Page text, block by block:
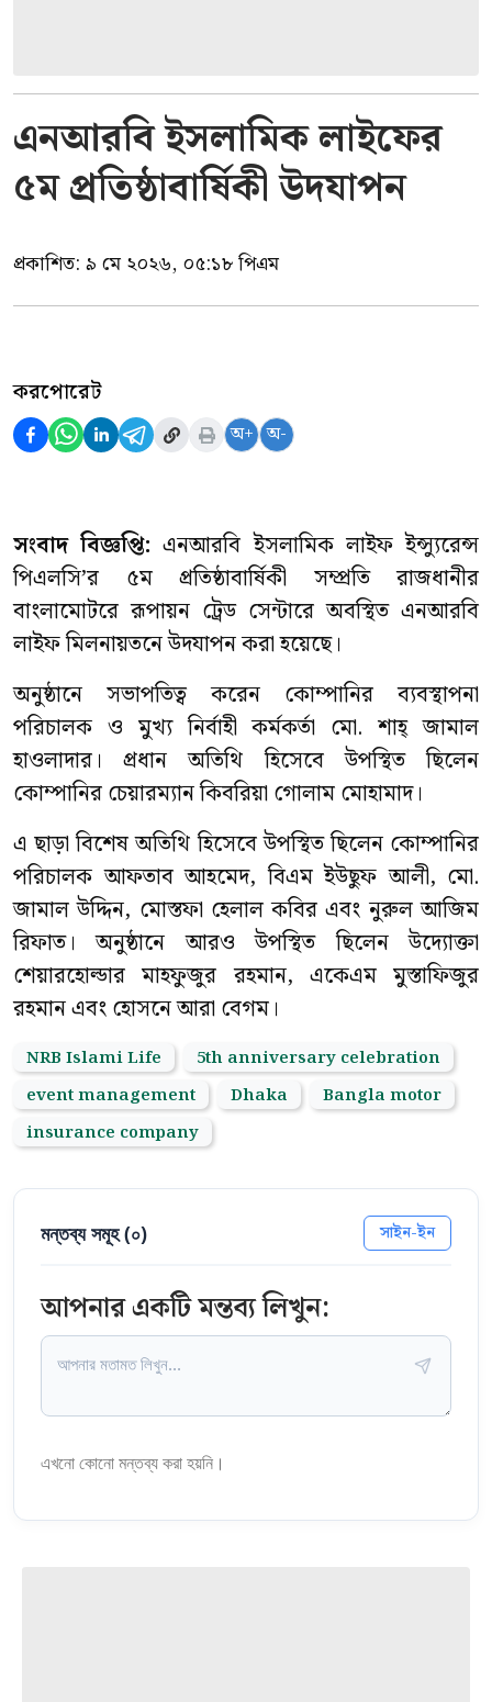
এনআরবি ইসলামিক লাইফের
৫ম প্রতিষ্ঠাবার্ষিকী উদযাপন
প্রকাশিত: ৯ মে ২০২৬, ০৫:১৮ পিএম
করপোরেট
অ+ অ-
সংবাদ বিজ্ঞপ্তি: এনআরবি ইসলামিক লাইফ ইন্স্যুরেন্স
পিএলসি’র ৫ম প্রতিষ্ঠাবার্ষিকী সম্প্রতি রাজধানীর
বাংলামোটরে রূপায়ন ট্রেড সেন্টারে অবস্থিত এনআরবি
লাইফ মিলনায়তনে উদযাপন করা হয়েছে।
অনুষ্ঠানে সভাপতিত্ব করেন কোম্পানির ব্যবস্থাপনা
পরিচালক ও মুখ্য নির্বাহী কর্মকর্তা মো. শাহ্ জামাল
হাওলাদার। প্রধান অতিথি হিসেবে উপস্থিত ছিলেন
কোম্পানির চেয়ারম্যান কিবরিয়া গোলাম মোহামাদ।
এ ছাড়া বিশেষ অতিথি হিসেবে উপস্থিত ছিলেন কোম্পানির
পরিচালক আফতাব আহমেদ, বিএম ইউছুফ আলী, মো.
জামাল উদ্দিন, মোস্তফা হেলাল কবির এবং নুরুল আজিম
রিফাত। অনুষ্ঠানে আরও উপস্থিত ছিলেন উদ্যোক্তা
শেয়ারহোল্ডার মাহফুজুর রহমান, একেএম মুস্তাফিজুর
রহমান এবং হোসনে আরা বেগম।
NRB Islami Life
5th anniversary celebration
event management
Dhaka
Bangla motor
insurance company
মন্তব্য সমূহ (০) সাইন-ইন
আপনার একটি মন্তব্য লিখুন:
এখনো কোনো মন্তব্য করা হয়নি।